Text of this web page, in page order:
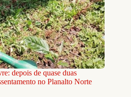
depois de quase duas
no Planalto Norte